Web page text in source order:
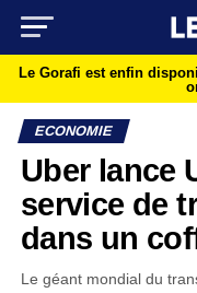
Le Gorafi est enfin
ECONOMIE
Uber lance
service de
dans un
Le géant mondial du